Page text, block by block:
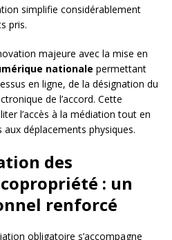
simplifie considérablement
pris.
majeure avec la mise en
nationale permettant
en ligne, de la désignation du
de l’accord. Cette
l’accès à la médiation tout en
déplacements physiques.
des
: un
renforcé
obligatoire s’accompagne